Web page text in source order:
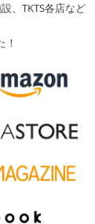
、TKTS各店など
！